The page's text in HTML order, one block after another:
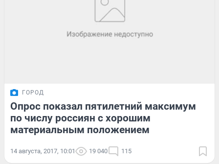
ГОРОД
Опрос показал пятилетний максимум
по числу россиян с хорошим
материальным положением
14 августа, 2017, 10:01 19 040 115